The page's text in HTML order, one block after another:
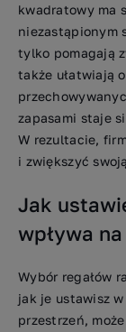
kwadratowy ma
niezastąpionym
tylko pomagają
także ułatwiają
zapasami staje
W rezultacie,
i zwiększyć
Jak
wpływa
Wybór regałów
jak je ustawisz
przestrzeń,